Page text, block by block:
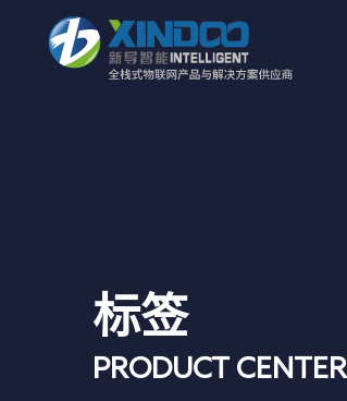
标签
PRODUCT CENTER